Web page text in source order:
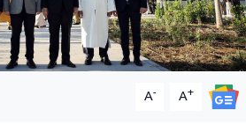
A- A+